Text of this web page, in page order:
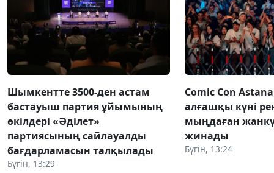
Шымкентте 3500-ден астам
бастауыш партия ұйымының
өкілдері «Әділет»
партиясының сайлауалды
бағдарламасын талқылады
Бүгін, 13:29
Comic Con
алғашқы күні
мыңдаған
жинады
Бүгін, 13:24